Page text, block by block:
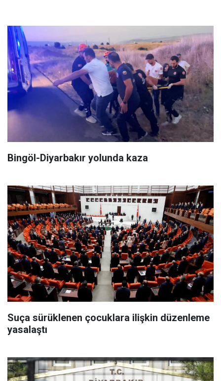
Bingöl-Diyarbakır yolunda kaza
Suça sürüklenen çocuklara ilişkin düzenleme
yasalaştı